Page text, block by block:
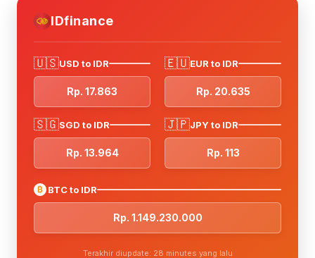
IDfinance
🇺🇸USD to IDR
Rp. 17.863
🇪🇺EUR to IDR
Rp. 20.635
🇸🇬SGD to IDR
Rp. 13.964
🇯🇵JPY to IDR
Rp. 113
₿ BTC to IDR
Rp. 1.149.230.000
Terakhir diupdate: 28 minutes yang lalu